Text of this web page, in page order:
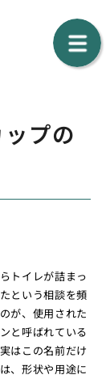
プの
トイレが詰まっ
という相談を頻
が、使用された
と呼ばれている
はこの名前だけ
、形状や用途に